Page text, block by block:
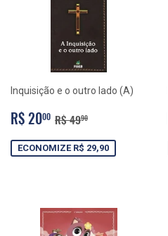
Inquisição e o outro lado (A)
PREÇO
PROMOCIONAL
R$ 2000 R$
20,00
PREÇO NORMAL
R$ 4990
ECONOMIZE R$ 29,90